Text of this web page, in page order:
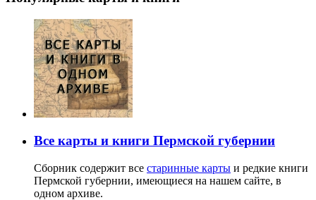
Все карты и книги Пермской губернии
Сборник содержит все старинные карты и редкие книги
Пермской губернии, имеющиеся на нашем сайте, в
одном архиве.